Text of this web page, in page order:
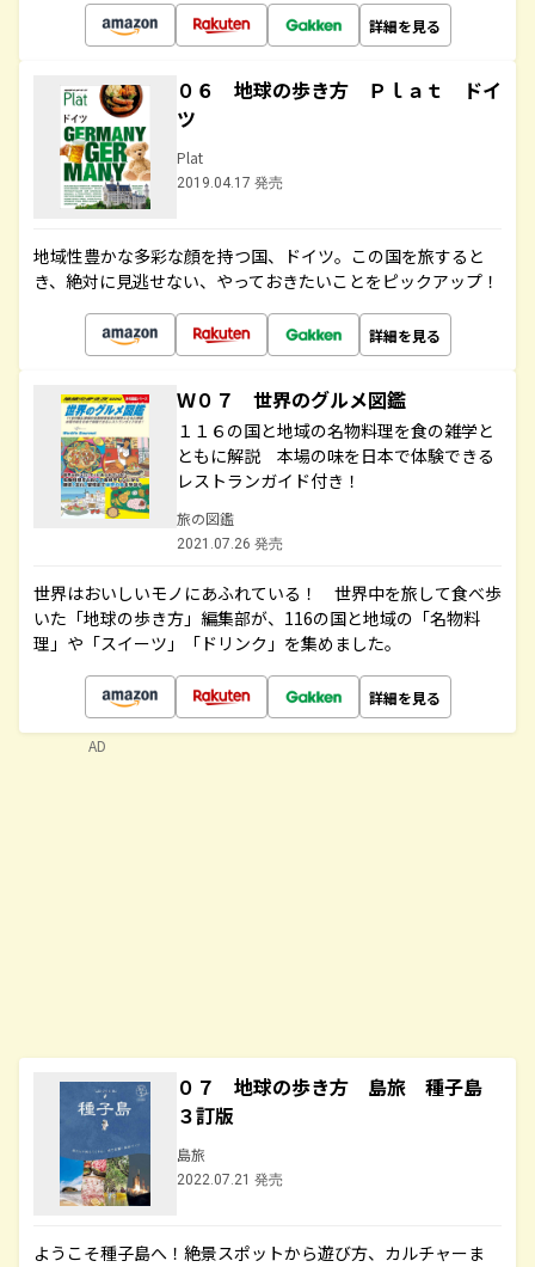
詳細を見る
０６ 地球の歩き方 Ｐｌａｔ ドイ
ツ
Plat
2019.04.17 発売
地域性豊かな多彩な顔を持つ国、ドイツ。この国を旅すると
き、絶対に見逃せない、やっておきたいことをピックアップ！
詳細を見る
Ｗ０７ 世界のグルメ図鑑
１１６の国と地域の名物料理を食の雑学と
ともに解説 本場の味を日本で体験できる
レストランガイド付き！
旅の図鑑
2021.07.26 発売
世界はおいしいモノにあふれている！ 世界中を旅して食べ歩
いた「地球の歩き方」編集部が、116の国と地域の「名物料
理」や「スイーツ」「ドリンク」を集めました。
詳細を見る
０７ 地球の歩き方 島旅 種子島
３訂版
島旅
2022.07.21 発売
ようこそ種子島へ！絶景スポットから遊び方、カルチャーま
AD